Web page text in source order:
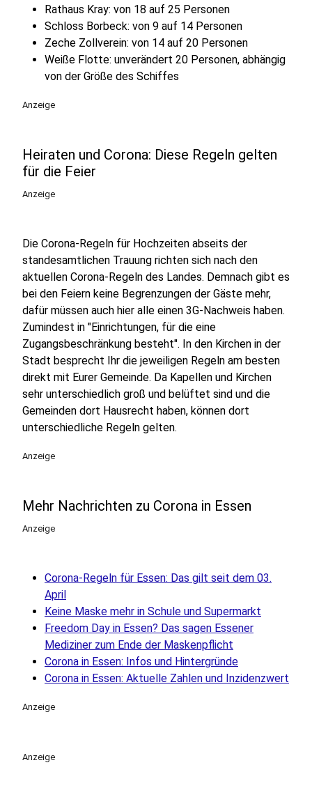
Rathaus Kray: von 18 auf 25 Personen
Schloss Borbeck: von 9 auf 14 Personen
Zeche Zollverein: von 14 auf 20 Personen
Weiße Flotte: unverändert 20 Personen, abhängig
von der Größe des Schiffes
Anzeige
Heiraten und Corona: Diese Regeln gelten
für die Feier
Anzeige
Die Corona-Regeln für Hochzeiten abseits der
standesamtlichen Trauung richten sich nach den
aktuellen Corona-Regeln des Landes. Demnach gibt es
bei den Feiern keine Begrenzungen der Gäste mehr,
dafür müssen auch hier alle einen 3G-Nachweis haben.
Zumindest in "Einrichtungen, für die eine
Zugangsbeschränkung besteht". In den Kirchen in der
Stadt besprecht Ihr die jeweiligen Regeln am besten
direkt mit Eurer Gemeinde. Da Kapellen und Kirchen
sehr unterschiedlich groß und belüftet sind und die
Gemeinden dort Hausrecht haben, können dort
unterschiedliche Regeln gelten.
Anzeige
Mehr Nachrichten zu Corona in Essen
Anzeige
Corona-Regeln für Essen: Das gilt seit dem 03.
April
Keine Maske mehr in Schule und Supermarkt
Freedom Day in Essen? Das sagen Essener
Mediziner zum Ende der Maskenpflicht
Corona in Essen: Infos und Hintergründe
Corona in Essen: Aktuelle Zahlen und Inzidenzwert
Anzeige
Anzeige